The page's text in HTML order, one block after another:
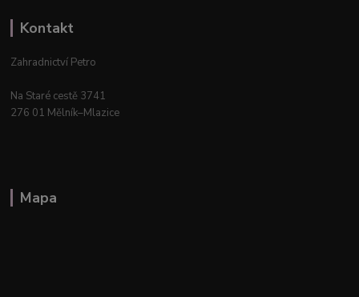
Kontakt
Zahradnictví Petro
Na Staré cestě 3741
276 01 Mělník–Mlazice
Mapa